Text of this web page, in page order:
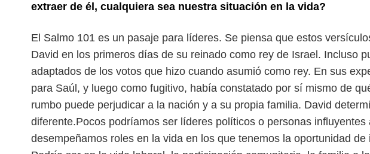
extraer de él, cualquiera sea nuestra situación en la vida?
El Salmo 101 es un pasaje para líderes. Se piensa que estos
David en los primeros días de su reinado como rey de Israel. Incluso
adaptados de los votos que hizo cuando asumió como rey. En sus
para Saúl, y luego como fugitivo, había constatado por sí mismo de
rumbo puede perjudicar a la nación y a su propia familia. David
diferente.Pocos podríamos ser líderes políticos o personas influyentes
desempeñamos roles en la vida en los que tenemos la oportunidad